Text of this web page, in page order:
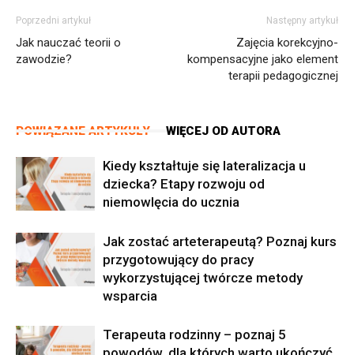
Poprzedni artykuł
Jak nauczać teorii o
zawodzie?
Następny artykuł
Zajęcia korekcyjno-
kompensacyjne jako element
terapii pedagogicznej
POWIĄZANE ARTYKUŁY WIĘCEJ OD AUTORA
Kiedy kształtuje się lateralizacja u
dziecka? Etapy rozwoju od
niemowlęcia do ucznia
Jak zostać arteterapeutą? Poznaj kurs
przygotowujący do pracy
wykorzystującej twórcze metody
wsparcia
Terapeuta rodzinny – poznaj 5